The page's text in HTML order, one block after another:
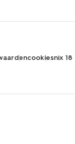
cookiesnix 18